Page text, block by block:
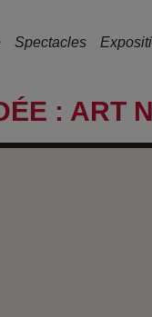
Spectacles
: ART